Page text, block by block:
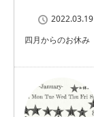
2022.03.19
四月からのお休み